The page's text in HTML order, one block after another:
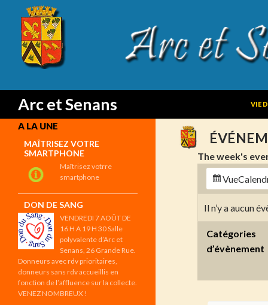
Arc et Senans
Search
VIE
The week's
Vue
Il n’y a aucun
Catégories
d’évènement
A LA UNE
MAÎTRISEZ VOTRE
SMARTPHONE
Maîtrisez votrre
smartphone
DON DE SANG
VENDREDI 7 AOÛT DE
16 H A 19 H 30 Salle
polyvalente d’Arc et
Senans, 26 Grande Rue.
Donneurs avec rdv prioritaires,
donneurs sans rdv accueillis en
fonction de l’affluence sur la collecte.
VENEZ NOMBREUX !